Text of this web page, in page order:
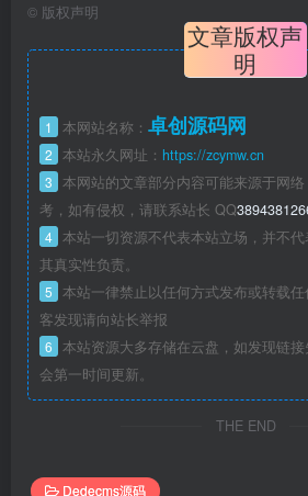
© 版权声明
文章版权声
明
1 本网站名称： 卓创源码网
2 本站永久网址： https://zcymw.cn
3 本网站的文章部分内容可能来源于网
考，如有侵权，请联系站长 QQ
4 本站一切资源不代表本站立场，并不
其真实性负责。
5 本站一律禁止以任何方式发布或转载
客发现请向站长举报
6 本站资源大多存储在云盘，如发现链
会第一时间更新。
THE END
Dedecms源码